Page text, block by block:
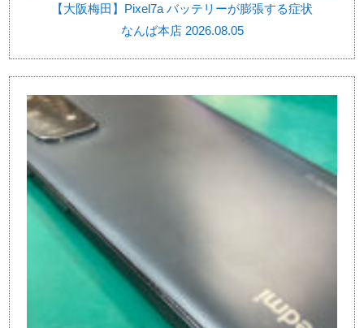
【大阪梅田】Pixel7a バッテリーが膨張する症状
なんば本店 2026.08.05